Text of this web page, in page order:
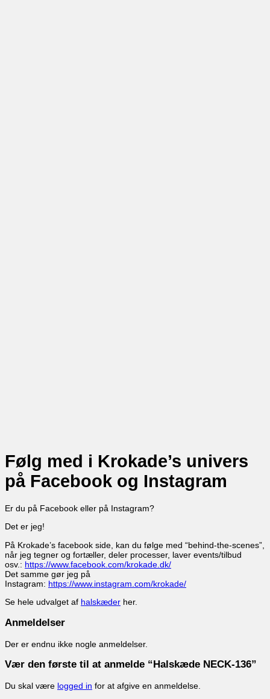
Følg med i Krokade’s univers
på Facebook og Instagram
Er du på Facebook eller på Instagram?
Det er jeg!
På Krokade’s facebook side, kan du følge med “behind-the-scenes”,
når jeg tegner og fortæller, deler processer, laver events/tilbud
osv.: https://www.facebook.com/krokade.dk/
Det samme gør jeg på
Instagram: https://www.instagram.com/krokade/
Se hele udvalget af halskæder her.
Anmeldelser
Der er endnu ikke nogle anmeldelser.
Vær den første til at anmelde “Halskæde NECK-136”
Du skal være logged in for at afgive en anmeldelse.